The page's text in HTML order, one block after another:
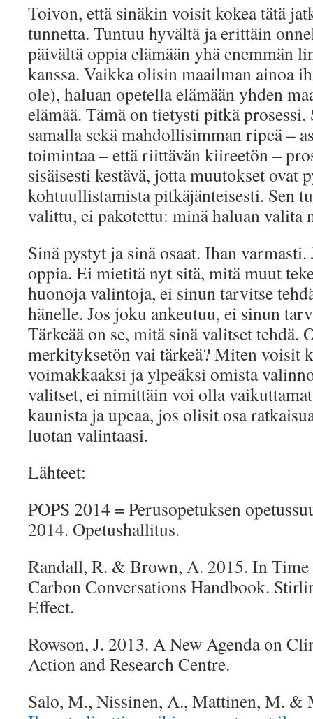
Toivon, että sinäkin voisit kokea tätä
tunnetta. Tuntuu hyvältä ja erittäin
päivältä oppia elämään yhä enemmän
kanssa. Vaikka olisin maailman ainoa
ole), haluan opetella elämään yhden
elämää. Tämä on tietysti pitkä
samalla sekä mahdollisimman ripeä –
toimintaa – että riittävän kiireetön –
sisäisesti kestävä, jotta muutokset ovat
kohtuullistamista pitkäjänteisesti. Sen
valittu, ei pakotettu: minä haluan valita
Sinä pystyt ja sinä osaat. Ihan varmasti.
oppia. Ei mietitä nyt sitä, mitä muut
huonoja valintoja, ei sinun tarvitse
hänelle. Jos joku ankeutuu, ei sinun
Tärkeää on se, mitä sinä valitset tehdä.
merkityksetön vai tärkeä? Miten voisit
voimakkaaksi ja ylpeäksi omista
valitset, ei nimittäin voi olla
kaunista ja upeaa, jos olisit osa
luotan valintaasi.
Lähteet:
POPS 2014 = Perusopetuksen
2014. Opetushallitus.
Randall, R. & Brown, A. 2015. In
Carbon Conversations Handbook.
Effect.
Rowson, J. 2013. A New Agenda on
Action and Research Centre.
Salo, M., Nissinen, A., Mattinen, M. &